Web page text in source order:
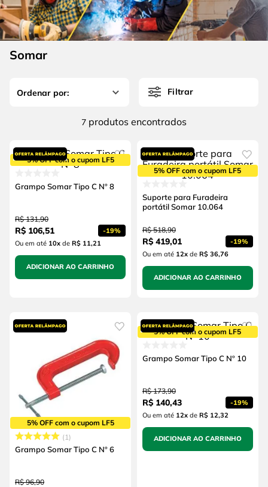
Somar
Filtrar
7 produtos
5% OFF com o cupom LF5
Grampo Somar Tipo C Nº 8
R$ 131,90
R$ 106,51 -19%
Ou em até 10xde R$ 11,21
ADICIONAR AO CARRINHO
5% OFF com o cupom LF5
Suporte para Furadeira
portátil Somar 10.064
R$ 518,90
R$ 419,01 -19%
Ou em até 12xde R$ 36,76
ADICIONAR AO CARRINHO
5% OFF com o cupom LF5
1
Grampo Somar Tipo C Nº 6
R$ 96,90
5% OFF com o cupom LF5
Grampo Somar Tipo C Nº 10
R$ 173,90
R$ 140,43 -19%
Ou em até 12xde R$ 12,32
ADICIONAR AO CARRINHO
6º luva
7º serra copo
8º fio
chave impacto
4 º escada
5º serra circular
º
fio